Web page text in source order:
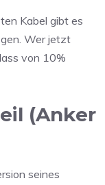
Kabel gibt es
Wer jetzt
von 10%
(Anker
seines